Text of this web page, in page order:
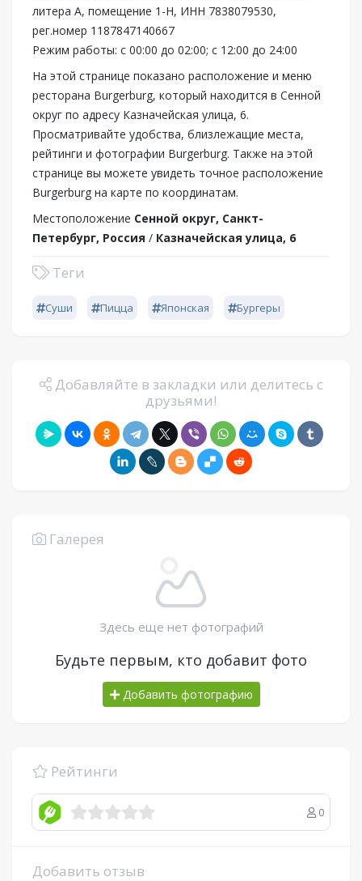
литера А, помещение 1-Н, ИНН 7838079530,
рег.номер 1187847140667
Режим работы: с 00:00 до 02:00; с 12:00 до 24:00
На этой странице показано расположение и меню
ресторана Burgerburg, который находится в Сенной
округ по адресу Казначейская улица, 6.
Просматривайте удобства, близлежащие места,
рейтинги и фотографии Burgerburg. Также на этой
странице вы можете увидеть точное расположение
Burgerburg на карте по координатам.
Местоположение Сенной округ, Санкт-
Петербург, Россия / Казначейская улица, 6
Теги
Суши Пицца Японская Бургеры
Добавляйте в закладки или делитесь с
друзьями!
Галерея
Здесь еще нет фотографий
Будьте первым, кто добавит фото
Добавить фотографию
Рейтинги
0
Добавить отзыв